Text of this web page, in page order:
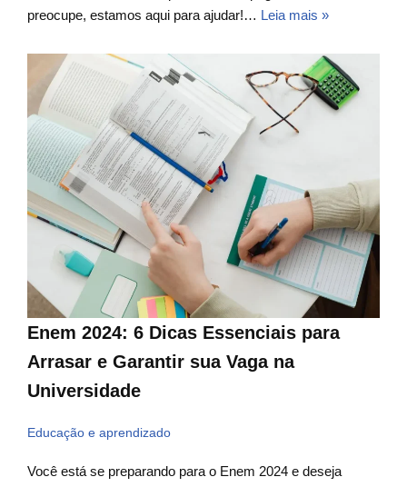
preocupe, estamos aqui para ajudar!… Leia mais »
Enem 2024: 6 Dicas Essenciais para
Arrasar e Garantir sua Vaga na
Universidade
Educação e aprendizado
Você está se preparando para o Enem 2024 e deseja